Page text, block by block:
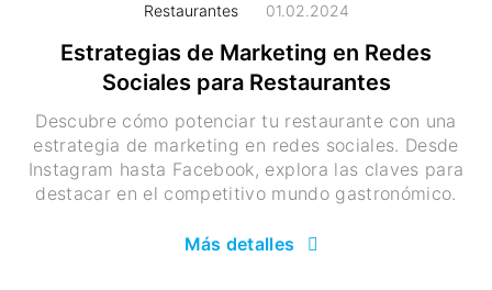
Restaurantes 01.02.2024
Estrategias de Marketing en Redes
Sociales para Restaurantes
Descubre cómo potenciar tu restaurante con una
estrategia de marketing en redes sociales. Desde
Instagram hasta Facebook, explora las claves para
destacar en el competitivo mundo gastronómico.
Más detalles